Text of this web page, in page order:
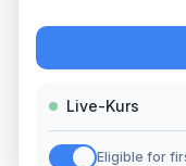
Live-Kurs
Eligible for